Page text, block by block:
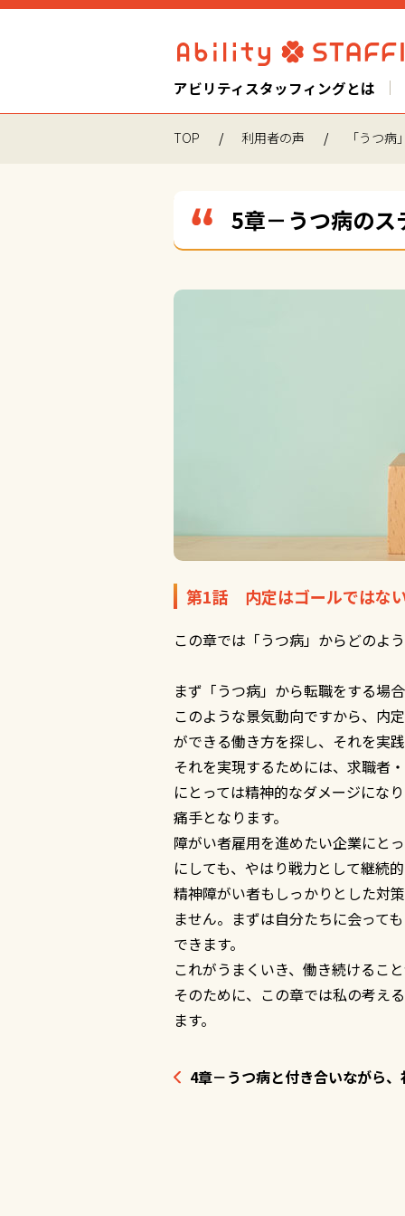
アビリティスタッフィングとは
TOP 利用者の声 「うつ病
5章－うつ病の
第1話 内定はゴールではな
この章では「うつ病」からどのよ
まず「うつ病」から転職をする場
このような景気動向ですから、内
ができる働き方を探し、それを実
それを実現するためには、求職者
にとっては精神的なダメージにな
痛手となります。
障がい者雇用を進めたい企業にと
にしても、やはり戦力として継続
精神障がい者もしっかりとした対
ません。まずは自分たちに会って
できます。
これがうまくいき、働き続けるこ
そのために、この章では私の考え
ます。
4章－うつ病と付き合いながら